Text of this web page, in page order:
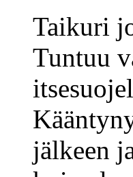
Taikuri
Tuntuu
jälkeen